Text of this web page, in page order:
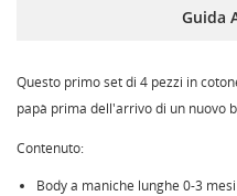
Guida
Questo primo set di 4 pezzi in
papà prima dell'arrivo di un nuovo
Contenuto:
Body a maniche lunghe 0-3